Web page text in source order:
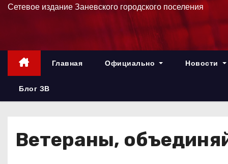
р
Сетевое издание Заневского городского поселения
Главная Официально Новости
Блог ЗВ
Ветераны,